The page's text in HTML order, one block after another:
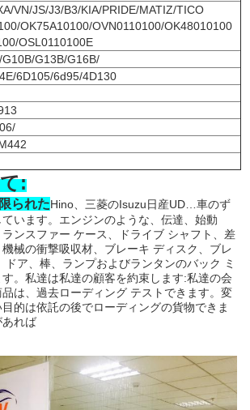
VN/JS/J3/B3/KIA/PRIDE/MATIZ/TICO
OK75A10100/OVN0110100/OK48010100
OSL0110100E
G13B/G16B/
6D105/6d95/4D130
:
られたHino、三菱のIsuzu日産UD…車のず
います。エンジンのような、伝達、始動
ンスファー ケース、ドライブ シャフト、差
械の衝撃吸収材、ブレーキ ディスク、ブレ
ドア、棒、ランプおよびランタンのバック ミ
。私達は私達の顧客を約束します:私達の会
は、過去ローディング テストできます。変
的は依託の後でローディングの貨物できま
れば